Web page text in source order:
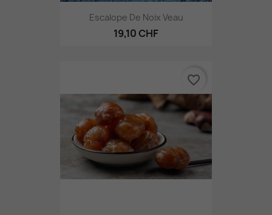
Escalope De Noix Veau
19,10 CHF
favorite_border